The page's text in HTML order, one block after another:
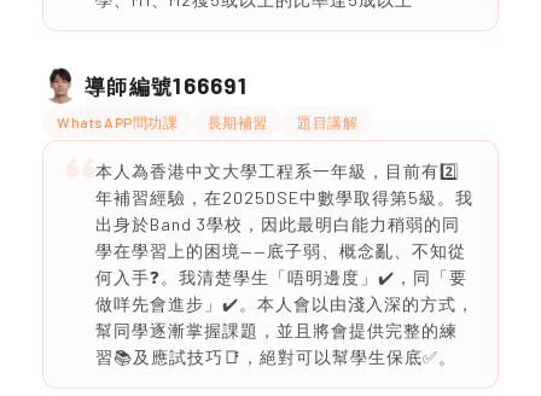
導師編號166691
WhatsAPP問功課 長期補習 題目講解
本人為香港中文大學工程系一年級，目前有2️⃣
年補習經驗，在2025DSE中數學取得第5級。我
出身於Band 3學校，因此最明白能力稍弱的同
學在學習上的困境——底子弱、概念亂、不知從
何入手❓️。我清楚學生「唔明邊度」✔️，同「要
做咩先會進步」✔️。本人會以由淺入深的方式，
幫同學逐漸掌握課題，並且將會提供完整的練
習📚及應試技巧📑，絕對可以幫學生保底✅️。